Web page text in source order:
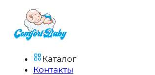
Каталог
Контакты